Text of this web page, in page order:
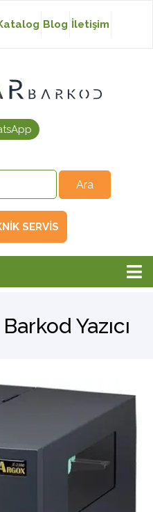
Blog İletişim
SERVİS
Yazıcı